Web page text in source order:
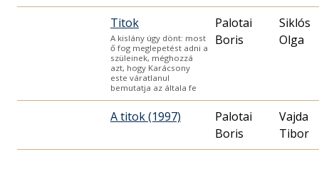
Titok
A kislány úgy dönt: most
ő fog meglepetést adni a
szüleinek, méghozzá
azt, hogy Karácsony
este váratlanul
bemutatja az általa fe
Palotai
Boris
Siklós
Olga
A titok (1997)
Palotai
Boris
Vajda
Tibor